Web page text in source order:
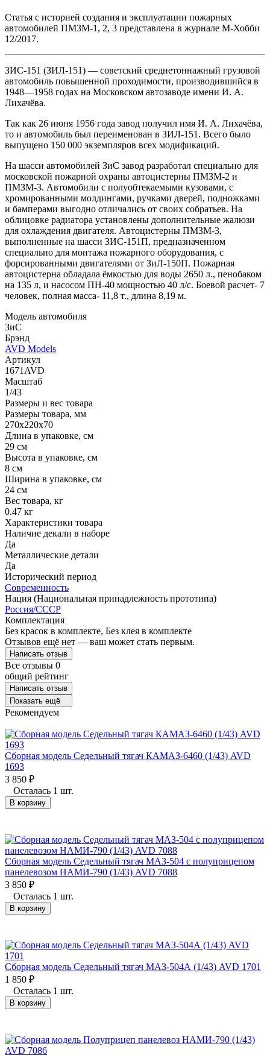
Статья с историей создания и эксплуатации пожарных
автомобилей ПМЗМ-1, 2, 3 представлена в журнале М-Хобби
12/2017.
ЗИC-151 (ЗИЛ-151) — советский среднетоннажный грузовой
автомобиль повышенной проходимости, производившийся в
1948—1958 годах на Московском автозаводе имени И. А.
Лихачёва.
Так как 26 июня 1956 года завод получил имя И. А. Лихачёва,
то и автомобиль был переименован в ЗИЛ-151. Всего было
выпущено 150 000 экземпляров всех модификаций.
На шасси автомобилей ЗиС завод разработал специально для
московской пожарной охраны автоцистерны ПМЗМ-2 и
ПМЗМ-3. Автомобили с полуобтекаемыми кузовами, с
хромированными молдингами, ручками дверей, подножками
и бамперами выгодно отличались от своих собратьев. На
облицовке радиатора установлены дополнительные жалюзи
для охлаждения двигателя. Автоцистерны ПМЗМ-3,
выполненные на шасси ЗИС-151П, предназначенном
специально для монтажа пожарного оборудования, c
форсированными двигателями от ЗиЛ-150П. Пожарная
автоцистерна обладала ёмкостью для воды 2650 л., пенобаком
на 135 л, и насосом ПН-40 мощностью 40 л/с. Боевой расчет- 7
человек, полная масса- 11,8 т., длина 8,19 м.
Модель автомобиля
ЗиС
Брэнд
AVD Models
Артикул
1671AVD
Масштаб
1/43
Размеры и вес товара
Размеры товара, мм
270х220х70
Длина в упаковке, см
29 см
Высота в упаковке, см
8 см
Ширина в упаковке, см
24 см
Вес товара, кг
0.47 кг
Характеристики товара
Наличие декали в наборе
Да
Металлические детали
Да
Исторический период
Современность
Нация (Национальная принадлежность прототипа)
Россия/СССР
Комплектация
Без красок в комплекте, Без клея в комплекте
Отзывов ещё нет — ваш может стать первым.
Написать отзыв
Все отзывы 0
общий рейтинг
Написать отзыв
Показать ещё
Рекомендуем
Сборная модель Седельный тягач КАМАЗ-6460 (1/43) AVD
1693
3 850 ₽
Осталась 1 шт.
В корзину
Сборная модель Седельный тягач МАЗ-504 с полуприцепом
панелевозом НАМИ-790 (1/43) AVD 7088
3 850 ₽
Осталась 1 шт.
В корзину
Сборная модель Седельный тягач МАЗ-504А (1/43) AVD 1701
1 850 ₽
Осталась 1 шт.
В корзину